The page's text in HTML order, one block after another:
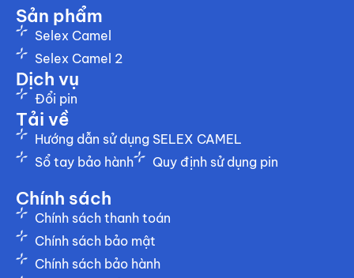
Sản phẩm
Selex Camel
Selex Camel 2
Dịch vụ
Đổi pin
Tải về
Hướng dẫn sử dụng SELEX CAMEL
Sổ tay bảo hành
Quy định sử dụng pin
Chính sách
Chính sách thanh toán
Chính sách bảo mật
Chính sách bảo hành